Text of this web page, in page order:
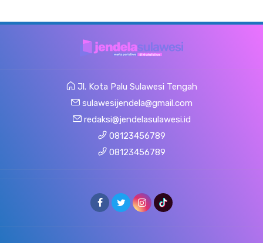
Jl. Kota Palu Sulawesi Tengah
sulawesijendela@gmail.com
redaksi@jendelasulawesi.id
08123456789
08123456789